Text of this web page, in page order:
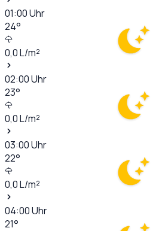
01:00Uhr
24°
0,0L/m²
02:00Uhr
23°
0,0L/m²
03:00Uhr
22°
0,0L/m²
04:00Uhr
21°